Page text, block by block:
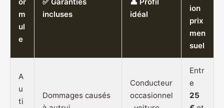
m
ul
e
incluses
idéal
ion
prix
men
suel
A
u
ti
Dommages causés
Conducteur
occasionnel
Entr
e
25